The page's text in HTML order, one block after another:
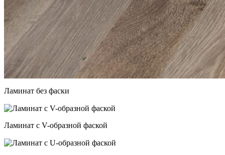
Ламинат без фаски
Ламинат с V-образной фаской